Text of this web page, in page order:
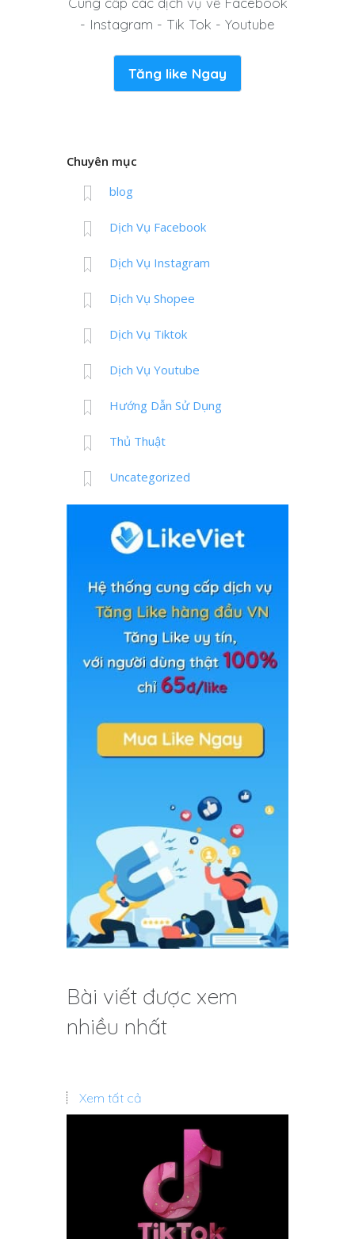
- Instagram - Tik Tok - Youtube
Tăng like Ngay
Chuyên mục
blog
Dịch Vụ Facebook
Dịch Vụ Instagram
Dịch Vụ Shopee
Dịch Vụ Tiktok
Dịch Vụ Youtube
Hướng Dẫn Sử Dụng
Thủ Thuật
Uncategorized
Bài viết được xem
nhiều nhất
Xem tất cả